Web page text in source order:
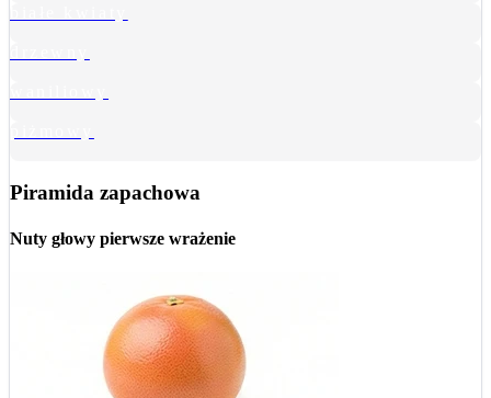
Piramida zapachowa
Nuty głowy pierwsze wrażenie